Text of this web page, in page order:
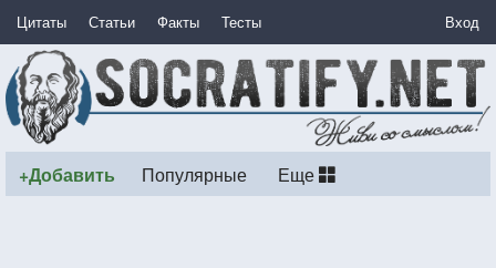
Цитаты Статьи Факты Тесты Вход
+Добавить Популярные Еще